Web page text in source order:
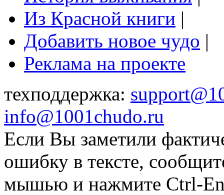
Из Красной книги |
Добавить новое чудо |
Реклама на проекте
техподдержка:
info@1001chudo.ru
Если Вы заметили
ошибку в тексте,
мышью и нажмите Ctrl-